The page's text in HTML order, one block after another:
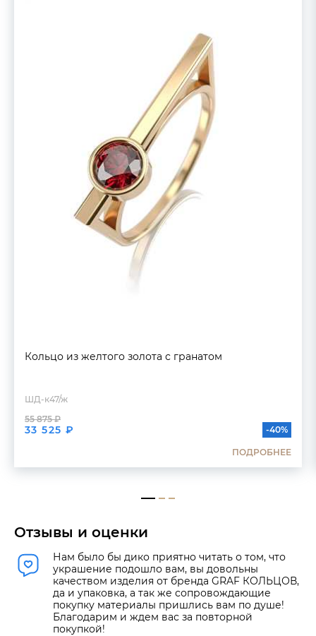
Кольцо из желтого золота с гранатом
ШД-к47/ж
33 525 ₽
55 875 ₽
-40%
ПОДРОБНЕЕ
Отзывы и оценки
Нам было бы дико приятно читать о том, что
украшение подошло вам, вы довольны
качеством изделия от бренда GRAF КОЛЬЦОВ,
да и упаковка, а так же сопровождающие
покупку материалы пришлись вам по душе!
Благодарим и ждем вас за повторной
покупкой!